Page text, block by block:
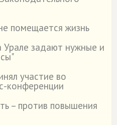
помещается жизнь
задают нужные и
участие во
конференции
– против повышения